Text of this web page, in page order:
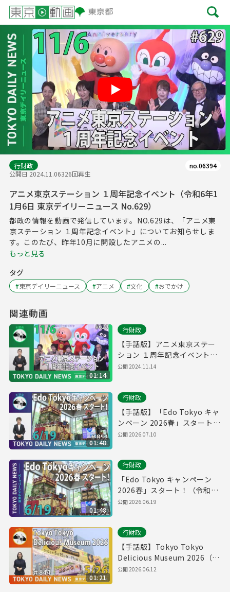
Play
行財政
公開日 2024.11.06326回再生
no.06394
アニメ東京ステーション １周年記念イベント（令和6年1
1月6日 東京デイリーニュース No.629）
都政の情報を動画で発信しています。NO.629は、「アニメ東
京ステーション １周年記念イベント」についてお知らせしま
す。このたび、昨年10月に開設したアニメの...
もっと見る
タグ
#東京デイリーニュース #アニメ #文化 #おでかけ
関連動画
01:14
行財政
【手話版】アニメ東京ステー
ション １周年記念イベント
（令和6年11月6日 東京デイリ
公開2024.11.14
01:48
行財政
【手話版】「Edo Tokyo キャ
ンペーン 2026春」スタート！
（令和8年6月17日 東京デイリ
公開2026.07.10
01:48
行財政
「Edo Tokyo キャンペーン
2026春」スタート！（令和8
年6月17日 東京デイリーニュ
公開2026.06.19
01:21
行財政
【手話版】Tokyo Tokyo
Delicious Museum 2026（令
和8年5月26日 東京デイリーニ
公開2026.06.12